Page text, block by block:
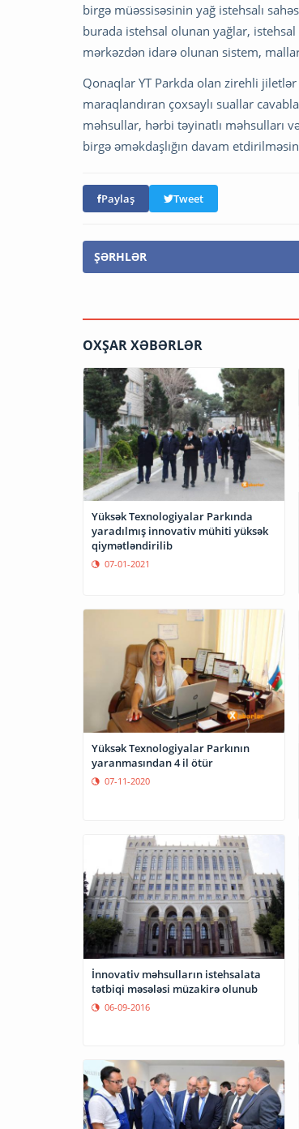
birgə müəssisəsinin yağ istehsalı
burada istehsal olunan yağlar,
mərkəzdən idarə olunan sistem,
Qonaqlar YT Parkda olan zirehli
maraqlandıran çoxsaylı suallar
məhsullar, hərbi təyinatlı məhsulları
birgə əməkdaşlığın davam
Paylaş Tweet
ŞƏRHLƏR
OXŞAR XƏBƏRLƏR
Yüksək Texnologiyalar Parkında
yaradılmış innovativ mühiti yüksək
qiymətləndirilib
07-01-2021
Yüksək Texnologiyalar Parkının
yaranmasından 4 il ötür
07-11-2020
İnnovativ məhsulların istehsalata
tətbiqi məsələsi müzakirə olunub
06-09-2016